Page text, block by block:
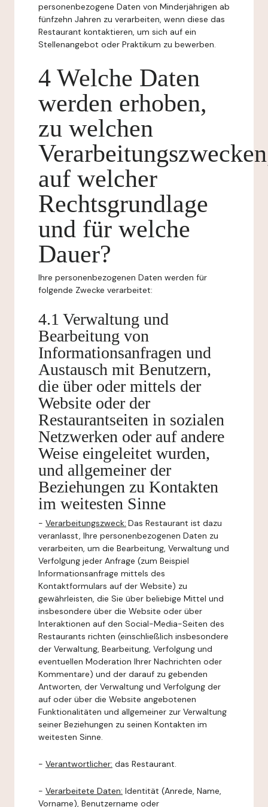
personenbezogene Daten von Minderjährigen ab
fünfzehn Jahren zu verarbeiten, wenn diese das
Restaurant kontaktieren, um sich auf ein
Stellenangebot oder Praktikum zu bewerben.
4 Welche Daten
werden erhoben,
zu welchen
auf welcher
Rechtsgrundlage
und für welche
Dauer?
Ihre personenbezogenen Daten werden für
folgende Zwecke verarbeitet:
4.1 Verwaltung und
Bearbeitung von
Informationsanfragen und
Austausch mit Benutzern,
die über oder mittels der
Website oder der
Restaurantseiten in sozialen
Netzwerken oder auf andere
Weise eingeleitet wurden,
und allgemeiner der
Beziehungen zu Kontakten
im weitesten Sinne
- Verarbeitungszweck: Das Restaurant ist dazu
veranlasst, Ihre personenbezogenen Daten zu
verarbeiten, um die Bearbeitung, Verwaltung und
Verfolgung jeder Anfrage (zum Beispiel
Informationsanfrage mittels des
Kontaktformulars auf der Website) zu
gewährleisten, die Sie über beliebige Mittel und
insbesondere über die Website oder über
Interaktionen auf den Social-Media-Seiten des
Restaurants richten (einschließlich insbesondere
der Verwaltung, Bearbeitung, Verfolgung und
eventuellen Moderation Ihrer Nachrichten oder
Kommentare) und der darauf zu gebenden
Antworten, der Verwaltung und Verfolgung der
auf oder über die Website angebotenen
Funktionalitäten und allgemeiner zur Verwaltung
seiner Beziehungen zu seinen Kontakten im
weitesten Sinne.
- Verantwortlicher: das Restaurant.
- Verarbeitete Daten: Identität (Anrede, Name,
Vorname), Benutzername oder